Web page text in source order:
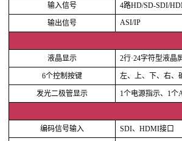
输入信号 4路HD/SD-SDI/
输出信号 ASI/IP
液晶显示 2行·24字符型液晶
6个控制按键 左、上、下、右、
发光二极管显示 1个电源指示、1个
编码信号输入 SDI、HDMI接口